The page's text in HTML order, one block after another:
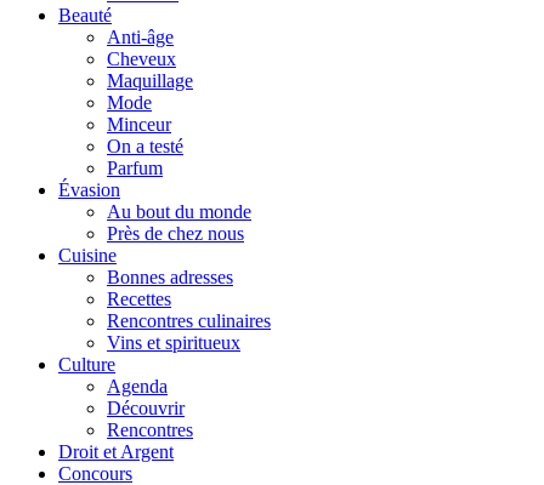
Beauté
Anti-âge
Cheveux
Maquillage
Mode
Minceur
On a testé
Parfum
Évasion
Au bout du monde
Près de chez nous
Cuisine
Bonnes adresses
Recettes
Rencontres culinaires
Vins et spiritueux
Culture
Agenda
Découvrir
Rencontres
Droit et Argent
Concours